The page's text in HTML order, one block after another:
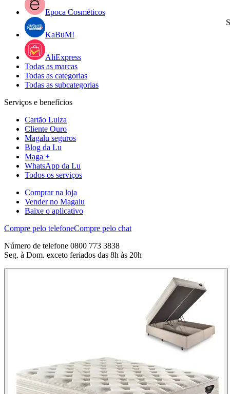
Epoca Cosméticos
KaBuM!
AliExpress
Todas as marcas
Todas as categorias
Todas as subcategorias
Serviços e benefícios
Cartão Luiza
Cliente Ouro
Magalu seguros
Blog da Lu
Maga +
WhatsApp da Lu
Todos os serviços
Comprar na loja
Vender no Magalu
Baixe o aplicativo
Compre pelo telefoneCompre pelo chat
Número de telefone 0800 773 3838
Seg. à Dom. exceto feriados das 8h às 20h